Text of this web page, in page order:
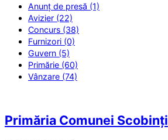
Anunț de presă (1)
Avizier (22)
Concurs (38)
Furnizori (0)
Guvern (5)
Primărie (60)
Vânzare (74)
Primăria Comunei Scobinți